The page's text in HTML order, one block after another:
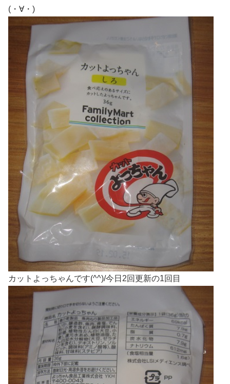
(・∀・)
カットよっちゃんです(^^)/今日2回更新の1回目